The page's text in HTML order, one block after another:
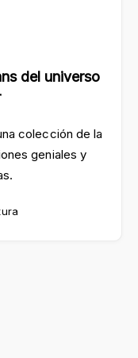
del universo
colección de la
geniales y